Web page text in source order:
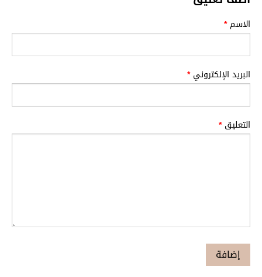
الاسم*
البريد الإلكتروني*
التعليق*